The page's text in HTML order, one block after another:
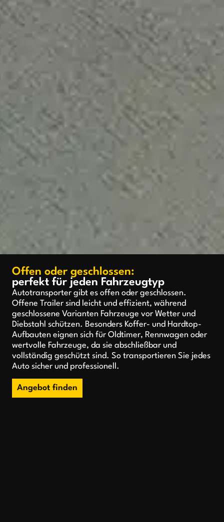
Offen oder geschlossen:
perfekt für jeden Fahrzeugtyp
Autotransporter gibt es offen oder geschlossen.
Offene Trailer sind leicht und effizient, während
geschlossene Varianten Fahrzeuge vor Wetter und
Diebstahl schützen. Besonders Koffer- und Hardtop-
Aufbauten eignen sich für Oldtimer, Rennwagen oder
wertvolle Fahrzeuge, da sie abschließbar und
vollständig geschützt sind. So transportieren Sie jedes
Auto sicher und professionell.
Angebot finden